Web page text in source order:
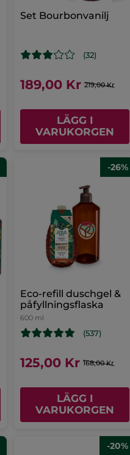
Set Bourbonvanilj
(32)
189,00 Kr 219,00 Kr
LÄGG I
VARUKORGEN
-26%
Eco-refill duschgel &
påfyllningsflaska
600 ml
(537)
125,00 Kr 168,00 Kr
LÄGG I
VARUKORGEN
-20%